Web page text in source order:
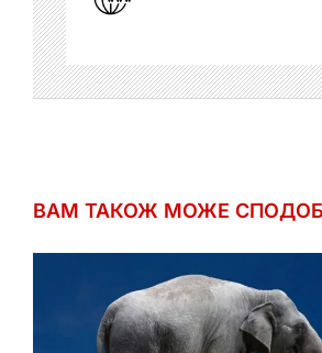
ВАМ ТАКОЖ МОЖЕ